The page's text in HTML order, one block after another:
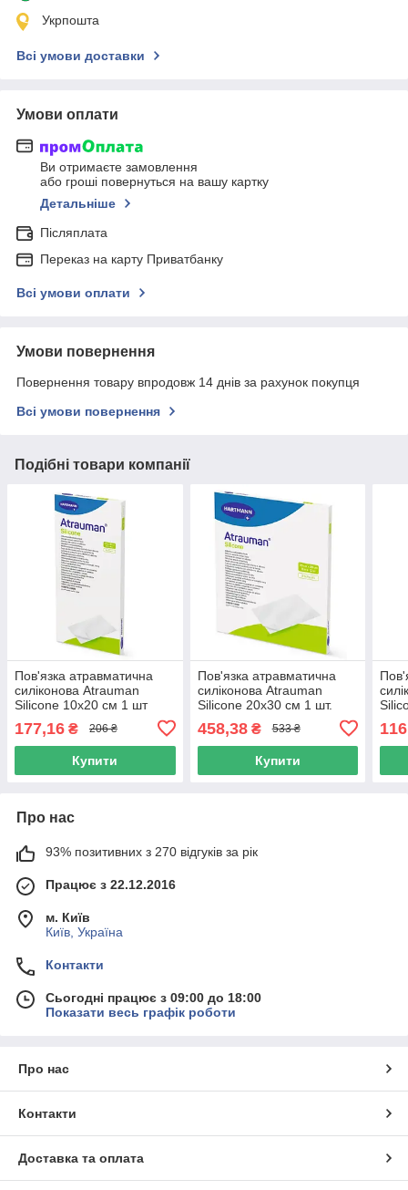
Укрпошта
Всі умови доставки
Умови оплати
Ви отримаєте замовлення
або гроші повернуться на вашу картку
Детальніше
Післяплата
Переказ на карту Приватбанку
Всі умови оплати
Умови повернення
Повернення товару впродовж 14 днів за рахунок покупця
Всі умови повернення
Подібні товари компанії
Пов'язка атравматична
силіконова Atrauman
Silicone 10x20 см 1 шт
177,16 ₴ 206 ₴
Купити
Пов'язка атравматична
силіконова Atrauman
Silicone 20x30 см 1 шт.
458,38₴ 533 ₴
Купити
Про нас
93% позитивних з 270 відгуків за рік
Працює з 22.12.2016
м. Київ
Київ, Україна
Контакти
Сьогодні працює з 09:00 до 18:00
Показати весь графік роботи
Про нас
Контакти
Доставка та оплата